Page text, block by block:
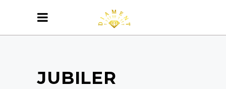
JUBILER